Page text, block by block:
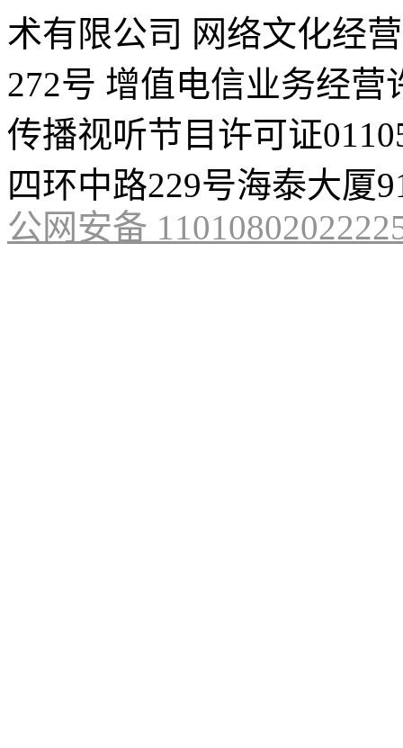
术有限公司 网络文化经
272号 增值电信业务经营
传播视听节目许可证
四环中路229号海泰大厦
公网安备